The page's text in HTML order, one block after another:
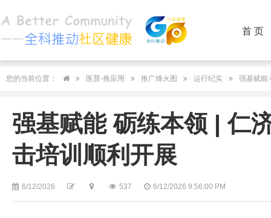
首 页
您的当前位置： 医普-推应用 推广烽火图 运行纪实 强基赋能
强基赋能 砺练本领 | 仁
击培训顺利开展
6/12/2026 537 6/12/2026 9:56:00 PM